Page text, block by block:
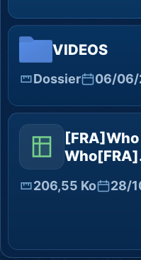
VIDEOS
Dossier 06/06/
[FRA]Who
206,55 Ko 28/